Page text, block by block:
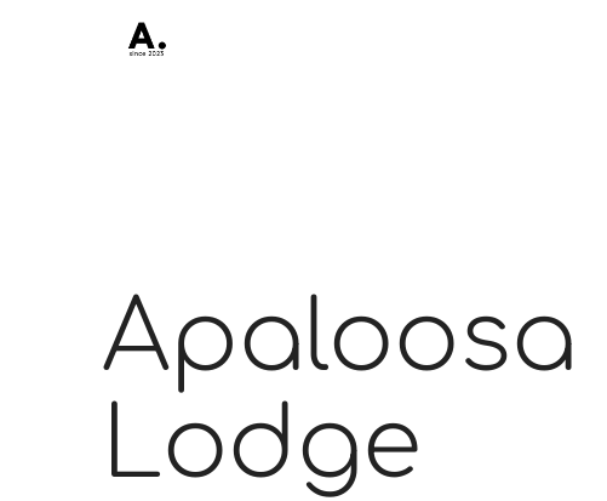
Apaloosa
Lodge